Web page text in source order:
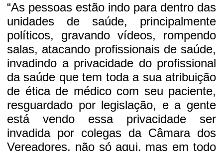
“As pessoas estão indo para dentro das
unidades de saúde, principalmente
políticos, gravando vídeos, rompendo
salas, atacando profissionais de saúde,
invadindo a privacidade do profissional
da saúde que tem toda a sua atribuição
de ética de médico com seu paciente,
resguardado por legislação, e a gente
está vendo essa privacidade ser
invadida por colegas da Câmara dos
Vereadores, não só aqui, mas em todo